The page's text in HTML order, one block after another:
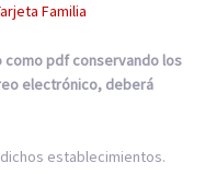
Familia
como pdf conservando los
electrónico, deberá
establecimientos.